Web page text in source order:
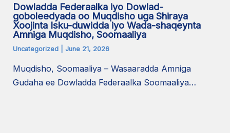
Dowladda Federaalka iyo Dowlad-
goboleedyada oo Muqdisho uga Shiraya
Xoojinta Isku-duwidda iyo Wada-shaqeynta
Amniga Muqdisho, Soomaaliya
Uncategorized June 21, 2026
Muqdisho, Soomaaliya – Wasaaradda Amniga
Gudaha ee Dowladda Federaalka Soomaaliya…